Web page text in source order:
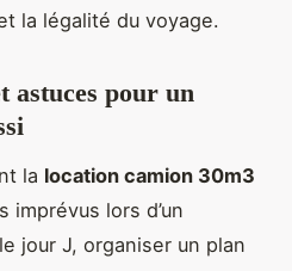
la légalité du voyage.
astuces pour un
la location camion 30m3
imprévus lors d’un
jour J, organiser un plan